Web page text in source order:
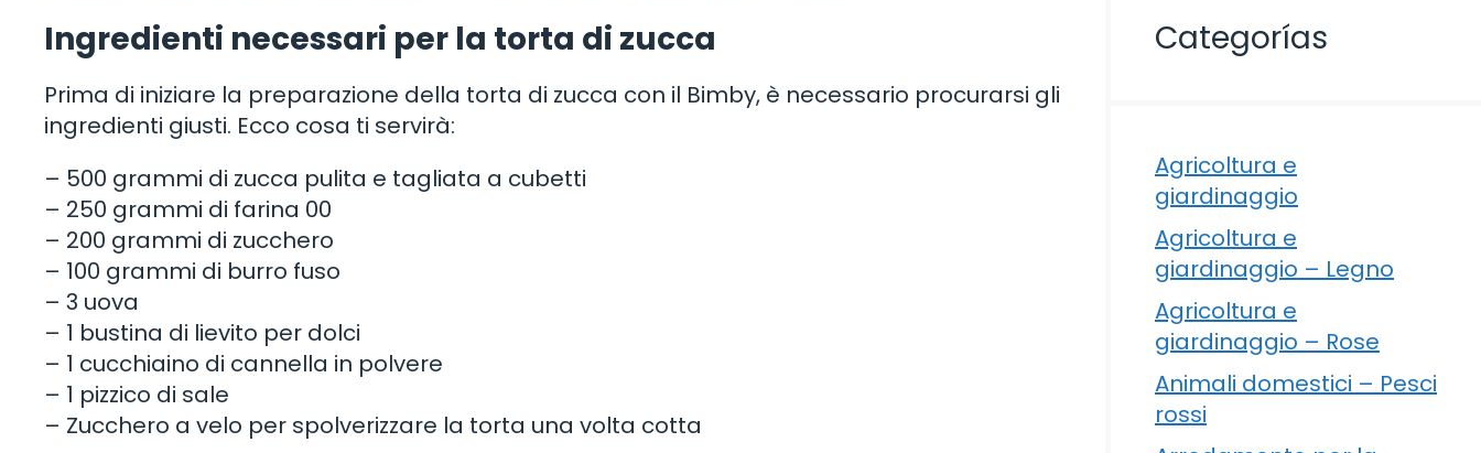
Ingredienti necessari per la torta di zucca
Prima di iniziare la preparazione della torta di zucca con il Bimby, è necessario procurarsi gli
ingredienti giusti. Ecco cosa ti servirà:
– 500 grammi di zucca pulita e tagliata a cubetti
– 250 grammi di farina 00
– 200 grammi di zucchero
– 100 grammi di burro fuso
– 3 uova
– 1 bustina di lievito per dolci
– 1 cucchiaino di cannella in polvere
– 1 pizzico di sale
– Zucchero a velo per spolverizzare la torta una volta cotta
Categorías
Agricoltura e
giardinaggio
Agricoltura e
giardinaggio – Legno
Agricoltura e
giardinaggio – Rose
Animali domestici – Pesci
rossi